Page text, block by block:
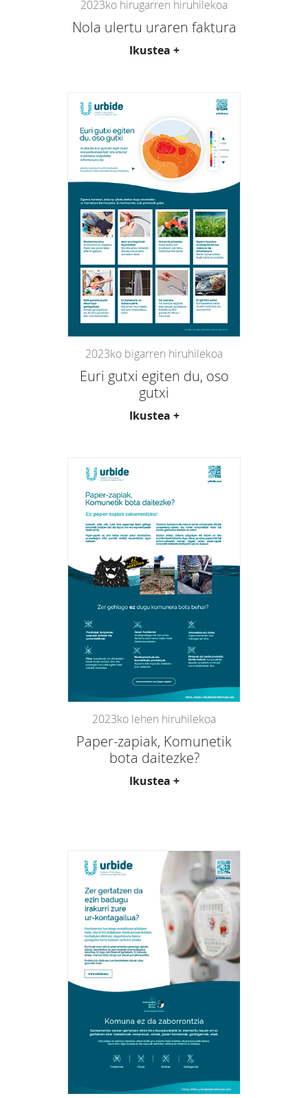
2023ko hirugarren hiruhilekoa
Nola ulertu uraren faktura
Ikustea +
2023ko bigarren hiruhilekoa
Euri gutxi egiten du, oso
gutxi
Ikustea +
2023ko lehen hiruhilekoa
Paper-zapiak, Komunetik
bota daitezke?
Ikustea +